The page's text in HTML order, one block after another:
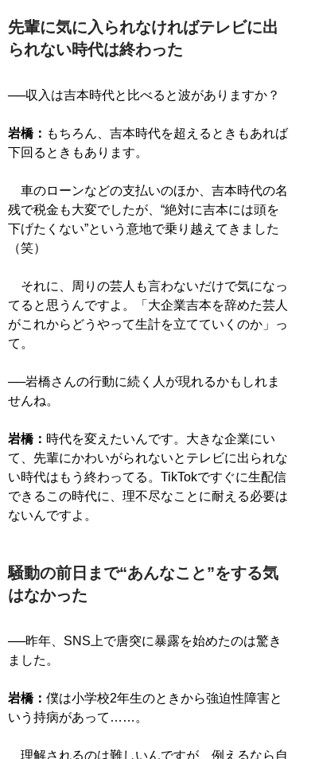
先輩に気に入られなければテレビに出
られない時代は終わった
──収入は吉本時代と比べると波がありますか？
岩橋： もちろん、吉本時代を超えるときもあれば
下回るときもあります。
車のローンなどの支払いのほか、吉本時代の名
残で税金も大変でしたが、“絶対に吉本には頭を
下げたくない”という意地で乗り越えてきました
（笑）
それに、周りの芸人も言わないだけで気になっ
てると思うんですよ。「大企業吉本を辞めた芸人
がこれからどうやって生計を立てていくのか」っ
て。
──岩橋さんの行動に続く人が現れるかもしれま
せんね。
岩橋： 時代を変えたいんです。大きな企業にい
て、先輩にかわいがられないとテレビに出られな
い時代はもう終わってる。TikTokですぐに生配信
できるこの時代に、理不尽なことに耐える必要は
ないんですよ。
騒動の前日まで“あんなこと”をする気
はなかった
──昨年、SNS上で唐突に暴露を始めたのは驚き
ました。
岩橋： 僕は小学校2年生のときから強迫性障害と
いう持病があって……。
理解されるのは難しいんですが、例えるなら自